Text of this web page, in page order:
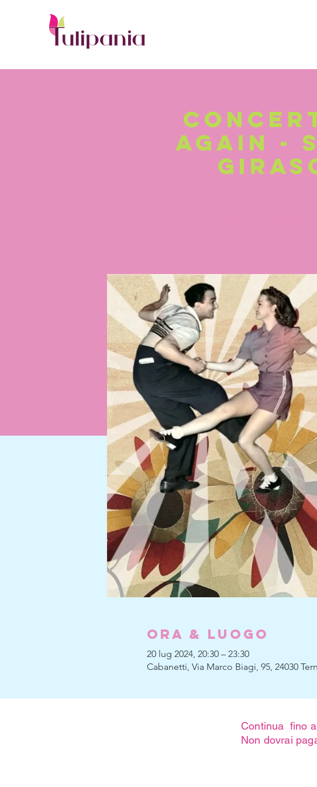
Again -
Ora & Luogo
20 lug 2024, 20:30 – 23:30
Cabanetti, Via Marco Biagi, 95, 24030
Continua fino
Non dovrai